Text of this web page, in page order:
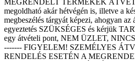
MEGRENDELT TERMÉKEK
megoldható akár hétvégén is, illetve a
megbeszélés tárgyát képezi, ahogyan
egyeztetés SZÜKSÉGES és kérjük
egy átvételi pont, NEM ÜZLET,
------- FIGYELEM! SZEMÉLYES
RENDELÉS ESETÉN A